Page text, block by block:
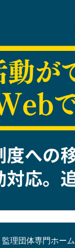
監理団体専門ホー